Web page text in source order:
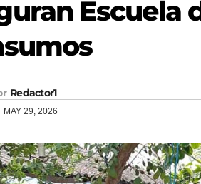
Escuela
Redactor1
MAY 29, 2026